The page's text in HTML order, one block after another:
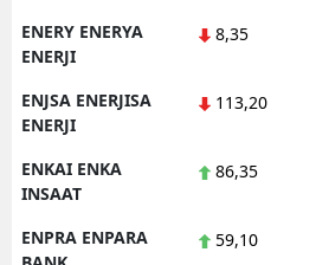
ENERY ENERYA
ENERJI
8,35
ENJSA ENERJISA
ENERJI
113,20
ENKAI ENKA
INSAAT
86,35
ENPRA ENPARA
59,10